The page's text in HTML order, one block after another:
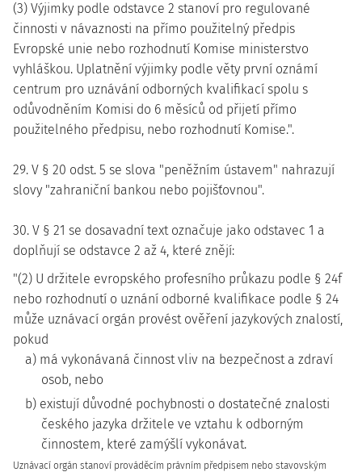
(3) Výjimky podle odstavce 2 stanoví pro regulované
činnosti v návaznosti na přímo použitelný předpis
Evropské unie nebo rozhodnutí Komise ministerstvo
vyhláškou. Uplatnění výjimky podle věty první oznámí
centrum pro uznávání odborných kvalifikací spolu s
odůvodněním Komisi do 6 měsíců od přijetí přímo
použitelného předpisu, nebo rozhodnutí Komise.".
29. V § 20 odst. 5 se slova "peněžním ústavem" nahrazují
slovy "zahraniční bankou nebo pojišťovnou".
30. V § 21 se dosavadní text označuje jako odstavec 1 a
doplňují se odstavce 2 až 4, které znějí:
"(2) U držitele evropského profesního průkazu podle § 24f
nebo rozhodnutí o uznání odborné kvalifikace podle § 24
může uznávací orgán provést ověření jazykových znalostí,
pokud
a) má vykonávaná činnost vliv na bezpečnost a zdraví
osob, nebo
b) existují důvodné pochybnosti o dostatečné znalosti
českého jazyka držitele ve vztahu k odborným
činnostem, které zamýšlí vykonávat.
Uznávací orgán stanoví prováděcím právním předpisem nebo stavovským